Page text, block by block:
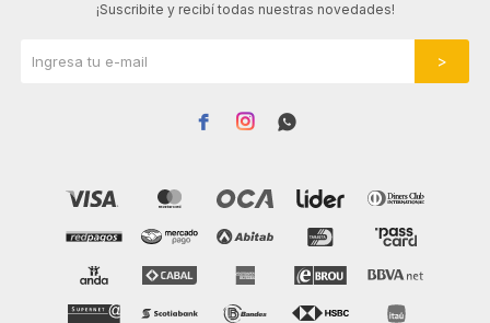
¡Suscribite y recibí todas nuestras novedades!
  